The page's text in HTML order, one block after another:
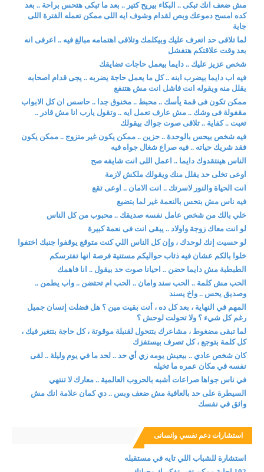
مش ضعف انك تبكى .. البكاء بيريح كتير .. بعد ما تبكى هتحس براحة .. بعد
كده امسح دموعك وبص لقدام وشوف ايه اللى ممكن تعمله الفترة اللى
جاية
لما تلاقى حد اتعرف عليك وبيكلمك وتلاقى اهتمامه مبالغ فيه .. اعرفى انه
بعد وقت علاقتكم هتفشل
شخص عزيز عليك .. دايما بيعمل حاجات تضايقك
فيه اب دايما بيضرب ابنه .. كل ما يعمل حاجة يضربه .. يجى قدام اصحابه
يقلل منه ويقوله انت فاشل انت مش هتنفع
ممكن تكون فى قمة يأسك .. محبط .. مخنوق جدا .. حاسس ان كل الابواب
مقفولة فى وشك .. مش عارف تعمل ايه .. وتقول يارب انا مش قادر ..
تعبت .. كفاية .. تلاقى صوت جواك بيقولك
فيه شخص بيحس بالوحدة .. حزين .. ممكن يكون غير متزوج .. ممكن يكون
فقد شريك حياته .. فيه صراع شغال جواه فيه
الناس هينتقدوك دايما .. اعمل اللى انت شايفه صح
اوعى تخلى حد يقلل منك ويقولك ملكش لازمة
انت الحياة والنور لاسرتك .. انت الامان .. اوعى تقع
فيه ناس مش بتحس بالنعمة غير لما بتضيع
خلي بالك من شخص عامل نفسه صديقك .. محبوب من كل الناس
لو انت معاك زوجة واولاد .. يبقى انت فى نعمة كبيرة
لو حسيت إنك لوحدك ، وإن كل الناس اللي كنت متوقع يوقفوا جنبك اختفوا
خلوا بالكم عشان فيه ذئاب حواليكم مستنية فرصة انها تفترسكم
الطبطبة مش دايما حضن .. احيانا صوت حد بيقول .. انا فاهمك
الحب مش كلمة .. الحب سند وامان .. الحب ام تحتضن .. واب يطمن ..
وصديق يحس .. واخ يسند
المهم في النهاية ، بعد كل ده ، أنت بقيت مين ؟ هل فضلت إنسان جميل
رغم كل شيء ؟ ولا تحولت لوحش ؟
لما تبقى مضغوط ، مشاعرك بتتحول لقنبلة موقوتة ، كل حاجة بتتغير فيك ،
كل كلمة بتوجع ، كل تصرف بيستفزك
كان شخص عادي .. بيعيش يومه زي أي حد .. لحد ما في يوم وليلة .. لقى
نفسه في مكان عمره ما تخيله
في ناس جواها صراعات أشبه بالحروب العالمية .. معارك لا تنتهي
السيطرة على حد بالعافية مش ضعف وبس .. دي كمان علامة انك مش
واثق في نفسك
استشارات دعم نفسي وانسانى
استشارة للشباب اللي تايه في مستقبله